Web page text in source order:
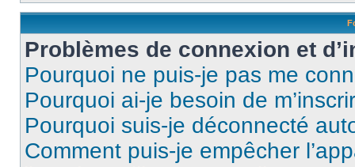
Problèmes de connexion et
Pourquoi ne puis-je pas me
Pourquoi ai-je besoin de
Pourquoi suis-je déconnecté
Comment puis-je empêcher